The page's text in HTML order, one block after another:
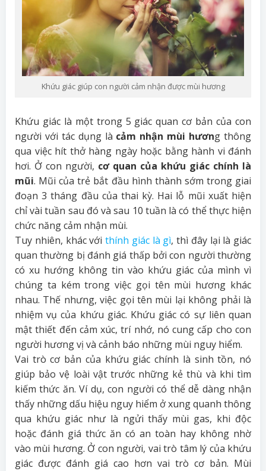
Khứu giác giúp con người cảm nhận được mùi hương
Khứu giác là một trong 5 giác quan cơ bản của con
người với tác dụng là cảm nhận mùi hương thông
qua việc hít thở hàng ngày hoặc bằng hành vi đánh
hơi. Ở con người, cơ quan của khứu giác chính là
mũi. Mũi của trẻ bắt đầu hình thành sớm trong giai
đoạn 3 tháng đầu của thai kỳ. Hai lỗ mũi xuất hiện
chỉ vài tuần sau đó và sau 10 tuần là có thể thực hiện
chức năng cảm nhận mùi.
Tuy nhiên, khác với thính giác là gì, thì đây lại là giác
quan thường bị đánh giá thấp bởi con người thường
có xu hướng không tin vào khứu giác của mình vì
chúng ta kém trong việc gọi tên mùi hương khác
nhau. Thế nhưng, việc gọi tên mùi lại không phải là
nhiệm vụ của khứu giác. Khứu giác có sự liên quan
mật thiết đến cảm xúc, trí nhớ, nó cung cấp cho con
người hương vị và cảnh báo những mùi nguy hiểm.
Vai trò cơ bản của khứu giác chính là sinh tồn, nó
giúp bảo vệ loài vật trước những kẻ thù và khi tìm
kiếm thức ăn. Ví dụ, con người có thể dễ dàng nhận
thấy những dấu hiệu nguy hiểm ở xung quanh thông
qua khứu giác như là ngửi thấy mùi gas, khi độc
hoặc đánh giá thức ăn có an toàn hay không nhờ
vào mùi hương. Ở con người, vai trò tâm lý của khứu
giác được đánh giá cao hơn vai trò cơ bản. Mùi